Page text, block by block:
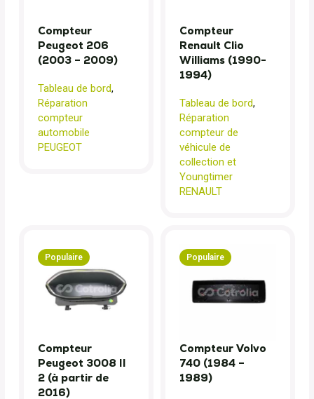
Compteur
Peugeot 206
(2003 – 2009)
Tableau de bord,
Réparation
compteur
automobile
PEUGEOT
Compteur
Renault Clio
Williams (1990-
1994)
Tableau de bord,
Réparation
compteur de
véhicule de
collection et
Youngtimer
RENAULT
Populaire
Compteur
Peugeot 3008 II
2 (à partir de
2016)
Populaire
Compteur Volvo
740 (1984 –
1989)